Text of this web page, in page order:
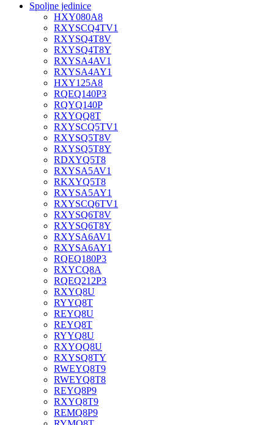
Spoljne jedinice
HXY080A8
RXYSCQ4TV1
RXYSQ4T8V
RXYSQ4T8Y
RXYSA4AV1
RXYSA4AY1
HXY125A8
RQEQ140P3
RQYQ140P
RXYQQ8T
RXYSCQ5TV1
RXYSQ5T8V
RXYSQ5T8Y
RDXYQ5T8
RXYSA5AV1
RKXYQ5T8
RXYSA5AY1
RXYSCQ6TV1
RXYSQ6T8V
RXYSQ6T8Y
RXYSA6AV1
RXYSA6AY1
RQEQ180P3
RXYCQ8A
RQEQ212P3
RXYQ8U
RYYQ8T
REYQ8U
REYQ8T
RYYQ8U
RXYQQ8U
RXYSQ8TY
RWEYQ8T9
RWEYQ8T8
REYQ8P9
RXYQ8T9
REMQ8P9